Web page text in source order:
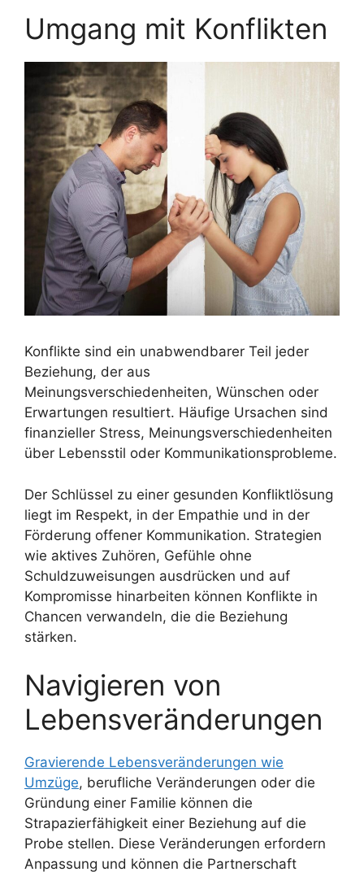
Umgang mit Konflikten
Konflikte sind ein unabwendbarer Teil jeder
Beziehung, der aus
Meinungsverschiedenheiten, Wünschen oder
Erwartungen resultiert. Häufige Ursachen sind
finanzieller Stress, Meinungsverschiedenheiten
über Lebensstil oder Kommunikationsprobleme.
Der Schlüssel zu einer gesunden Konfliktlösung
liegt im Respekt, in der Empathie und in der
Förderung offener Kommunikation. Strategien
wie aktives Zuhören, Gefühle ohne
Schuldzuweisungen ausdrücken und auf
Kompromisse hinarbeiten können Konflikte in
Chancen verwandeln, die die Beziehung
stärken.
Navigieren von
Lebensveränderungen
Gravierende Lebensveränderungen wie
Umzüge, berufliche Veränderungen oder die
Gründung einer Familie können die
Strapazierfähigkeit einer Beziehung auf die
Probe stellen. Diese Veränderungen erfordern
Anpassung und können die Partnerschaft